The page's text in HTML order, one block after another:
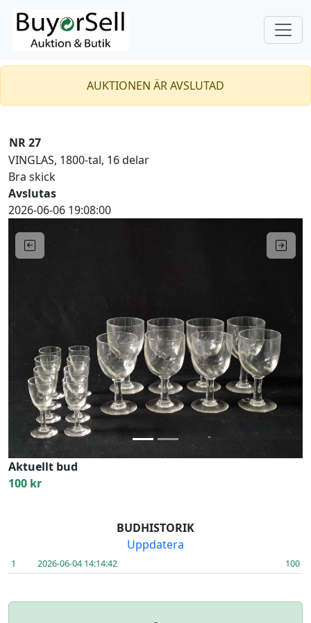
AUKTIONEN ÄR AVSLUTAD
NR 27
VINGLAS, 1800-tal, 16 delar
Bra skick
Avslutas
2026-06-06 19:08:00
Previous Next
Aktuellt bud
100 kr
BUDHISTORIK
Uppdatera
1 2026-06-04 14:14:42 100